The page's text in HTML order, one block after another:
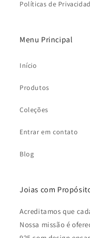
Políticas de
Menu Principal
Início
Produtos
Coleções
Entrar em contato
Blog
Joias com
Acreditamos que
Nossa missão é